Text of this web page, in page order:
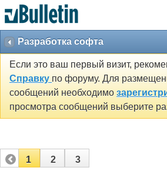
Разработка софта
Если это ваш первый визит,
Справку по форуму. Для
сообщений необходимо
просмотра сообщений выберите
1 2 3